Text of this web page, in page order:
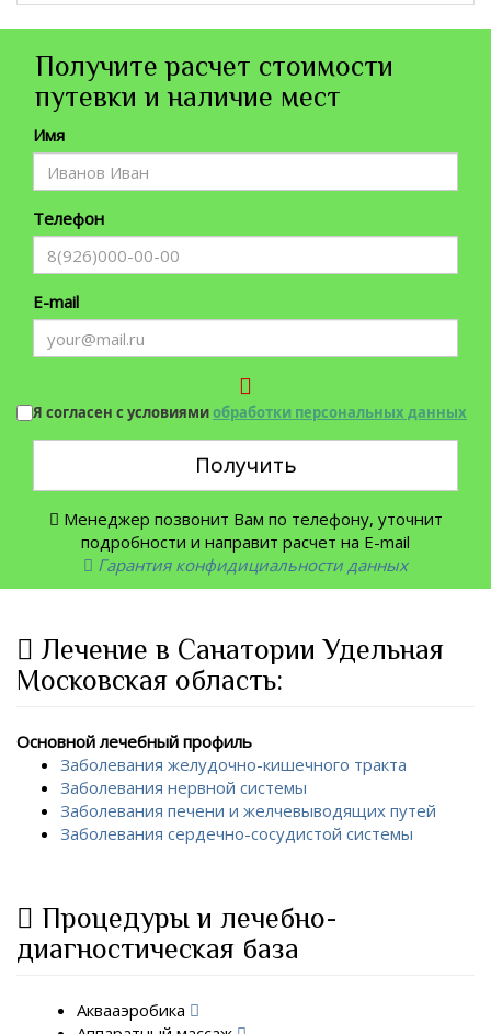
Получите расчет стоимости
путевки и наличие мест
Имя
Телефон
E-mail
Я согласен с условиямиобработки персональных данных
Получить
Менеджер позвонит Вам по телефону, уточнит
подробности и направит расчет на E-mail
Гарантия конфидициальности данных
Лечение в Санатории Удельная
Московская область:
Основной лечебный профиль
Заболевания желудочно-кишечного тракта
Заболевания нервной системы
Заболевания печени и желчевыводящих путей
Заболевания сердечно-сосудистой системы
Процедуры и лечебно-
диагностическая база
Аквааэробика